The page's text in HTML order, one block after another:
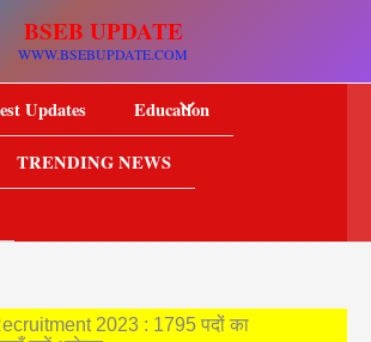
BSEB UPDATE
WWW.BSEBUPDATE.COM
Updates Education
TRENDING NEWS
2023 : 1795 पदों का